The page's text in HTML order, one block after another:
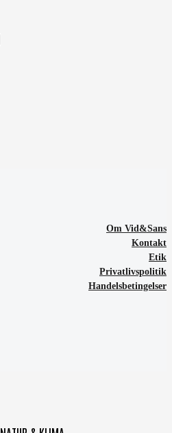
Om Vid&Sans
Kontakt
Etik
Privatlivspolitik
Handelsbetingelser